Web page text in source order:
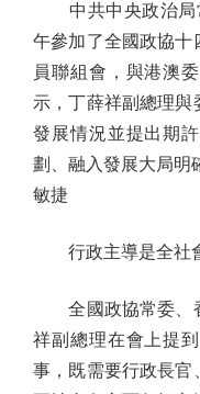
中共中央政治局
午參加了全國政協十
員聯組會，與港澳
示，丁薛祥副總理與
發展情況並提出期
劃、融入發展大局
敏捷
行政主導是全社
全國政協常委、
祥副總理在會上提
事，既需要行政長官